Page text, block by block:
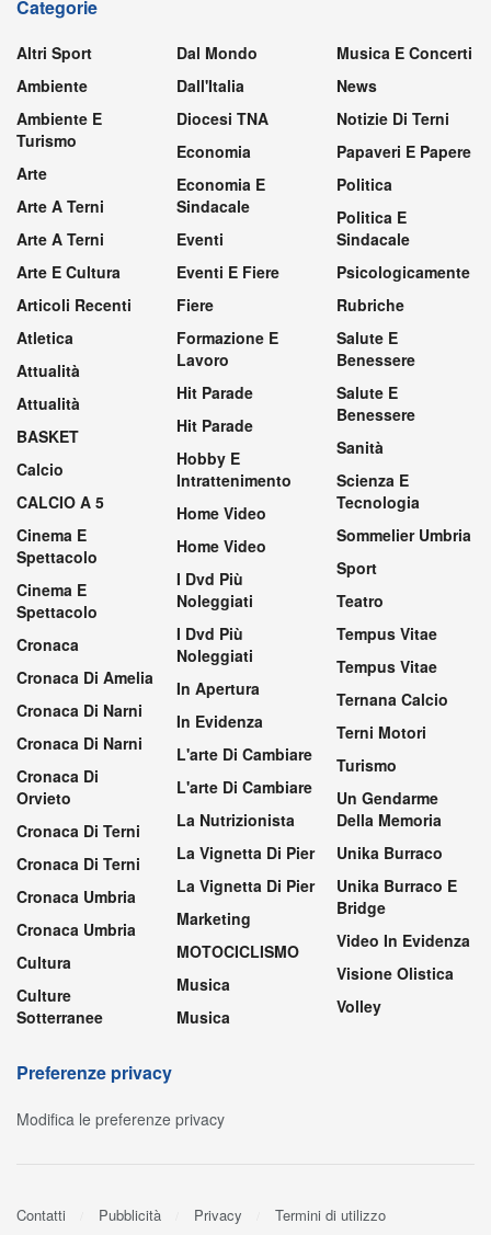
Categorie
Altri Sport
Ambiente
Ambiente E
Turismo
Arte
Arte A Terni
Arte A Terni
Arte E Cultura
Articoli Recenti
Atletica
Attualità
Attualità
BASKET
Calcio
CALCIO A 5
Cinema E
Spettacolo
Cinema E
Spettacolo
Cronaca
Cronaca Di Amelia
Cronaca Di Narni
Cronaca Di Narni
Cronaca Di
Orvieto
Cronaca Di Terni
Cronaca Di Terni
Cronaca Umbria
Cronaca Umbria
Cultura
Culture
Sotterranee
Dal Mondo
Dall'Italia
Diocesi TNA
Economia
Economia E
Sindacale
Eventi
Eventi E Fiere
Fiere
Formazione E
Lavoro
Hit Parade
Hit Parade
Hobby E
Intrattenimento
Home Video
Home Video
I Dvd Più
Noleggiati
I Dvd Più
Noleggiati
In Apertura
In Evidenza
L'arte Di Cambiare
L'arte Di Cambiare
La Nutrizionista
La Vignetta Di Pier
La Vignetta Di Pier
Marketing
MOTOCICLISMO
Musica
Musica
Musica E Concerti
News
Notizie Di Terni
Papaveri E Papere
Politica
Politica E
Sindacale
Psicologicamente
Rubriche
Salute E
Benessere
Salute E
Benessere
Sanità
Scienza E
Tecnologia
Sommelier Umbria
Sport
Teatro
Tempus Vitae
Tempus Vitae
Ternana Calcio
Terni Motori
Turismo
Un Gendarme
Della Memoria
Unika Burraco
Unika Burraco E
Bridge
Video In Evidenza
Visione Olistica
Volley
Preferenze privacy
Modifica le preferenze privacy
Contatti Pubblicità Privacy Termini di utilizzo